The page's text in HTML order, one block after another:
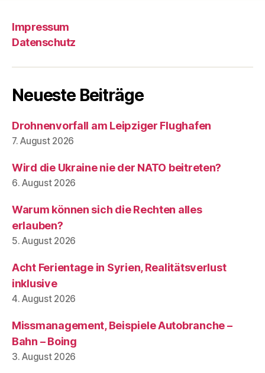
Impressum
Datenschutz
Neueste Beiträge
Drohnenvorfall am Leipziger Flughafen
7. August 2026
Wird die Ukraine nie der NATO beitreten?
6. August 2026
Warum können sich die Rechten alles
erlauben?
5. August 2026
Acht Ferientage in Syrien, Realitätsverlust
inklusive
4. August 2026
Missmanagement, Beispiele Autobranche –
Bahn – Boing
3. August 2026